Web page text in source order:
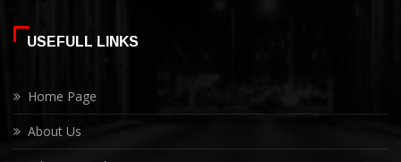
USEFULL LINKS
Home Page
About Us